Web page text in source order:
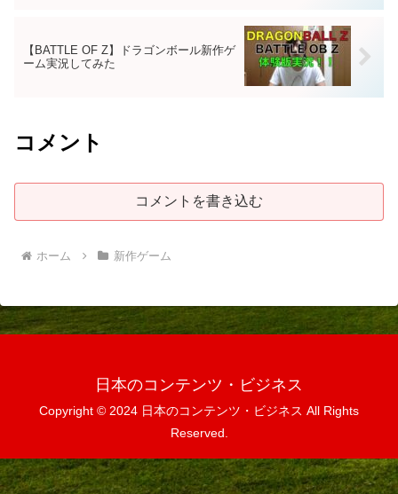
【BATTLE OF Z】ドラゴンボール新作ゲ
ーム実況してみた
コメント
コメントを書き込む
ホーム 新作ゲーム
日本のコンテンツ・ビジネス
Copyright © 2024 日本のコンテンツ・ビジネス All Rights
Reserved.